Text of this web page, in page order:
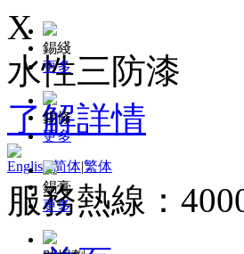
X
水性三防漆
了解詳情
English|简体|繁体
服務熱線：
錫綫
更多
錫條
更多
錫膏
更多